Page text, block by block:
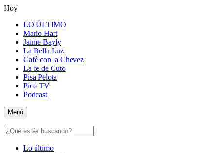
Hoy
LO ÚLTIMO
Mario Hart
Jaime Bayly
La Bella Luz
Café con la Chevez
La fe de Cuto
Pisa Pelota
Pico TV
Podcast
Menú
Lo último